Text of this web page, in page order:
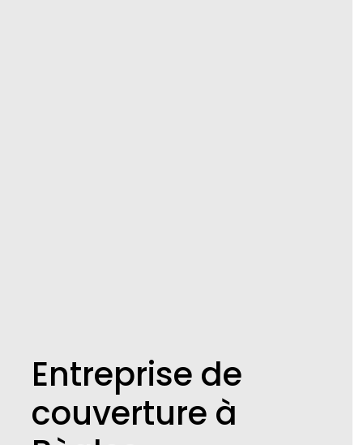
Entreprise de
couverture à